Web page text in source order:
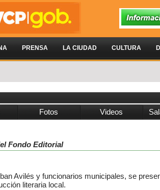
PRENSA LA CIUDAD CULTURA
Fotos Videos
Fondo Editorial
Avilés y funcionarios municipales, se
literaria local.